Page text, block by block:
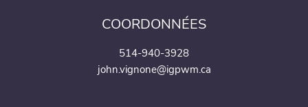
COORDONNÉES
514-940-3928
john.vignone@igpwm.ca